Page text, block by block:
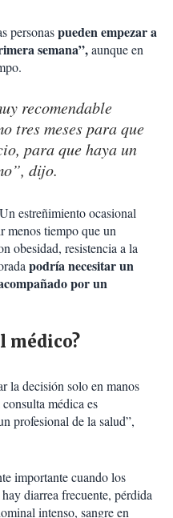
personaspueden empezar a
semana”,aunque en
recomendable
tres meses para que
para que haya un
dijo.
estreñimiento ocasional
menos tiempo que un
obesidad, resistencia a la
podría necesitar un
por un
médico?
la decisión solo en manos
médica es
profesional de la salud”,
importante cuando los
diarrea frecuente, pérdida
intenso, sangre en